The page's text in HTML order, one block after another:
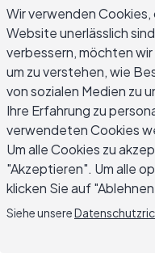
Formel, nicht als
wenn man
hängt davon ab, ob
Kapitel entwerfen
geschriebenen
Anleitung sammelt
jede Phase eines
Entwurfszenen,
enthält die genaue
dazu bringt, etwas
Wir verwenden
Website unerlässlich
verbessern, möchten
um zu verstehen, wie
von sozialen Medien zu
Ihre Erfahrung zu
verwendeten Cookies
Um alle Cookies zu
"Akzeptieren". Um alle
klicken Sie auf
Siehe unsere